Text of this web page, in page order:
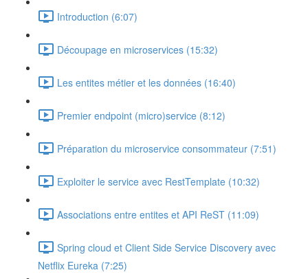
Introduction (6:07)
Découpage en microservices (15:32)
Les entites métier et les données (16:40)
Premier endpoint (micro)service (8:12)
Préparation du microservice consommateur (7:51)
Exploiter le service avec RestTemplate (10:32)
Associations entre entites et API ReST (11:09)
Spring cloud et Client Side Service Discovery avec
Netflix Eureka (7:25)